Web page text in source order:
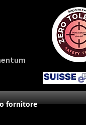
fornitore